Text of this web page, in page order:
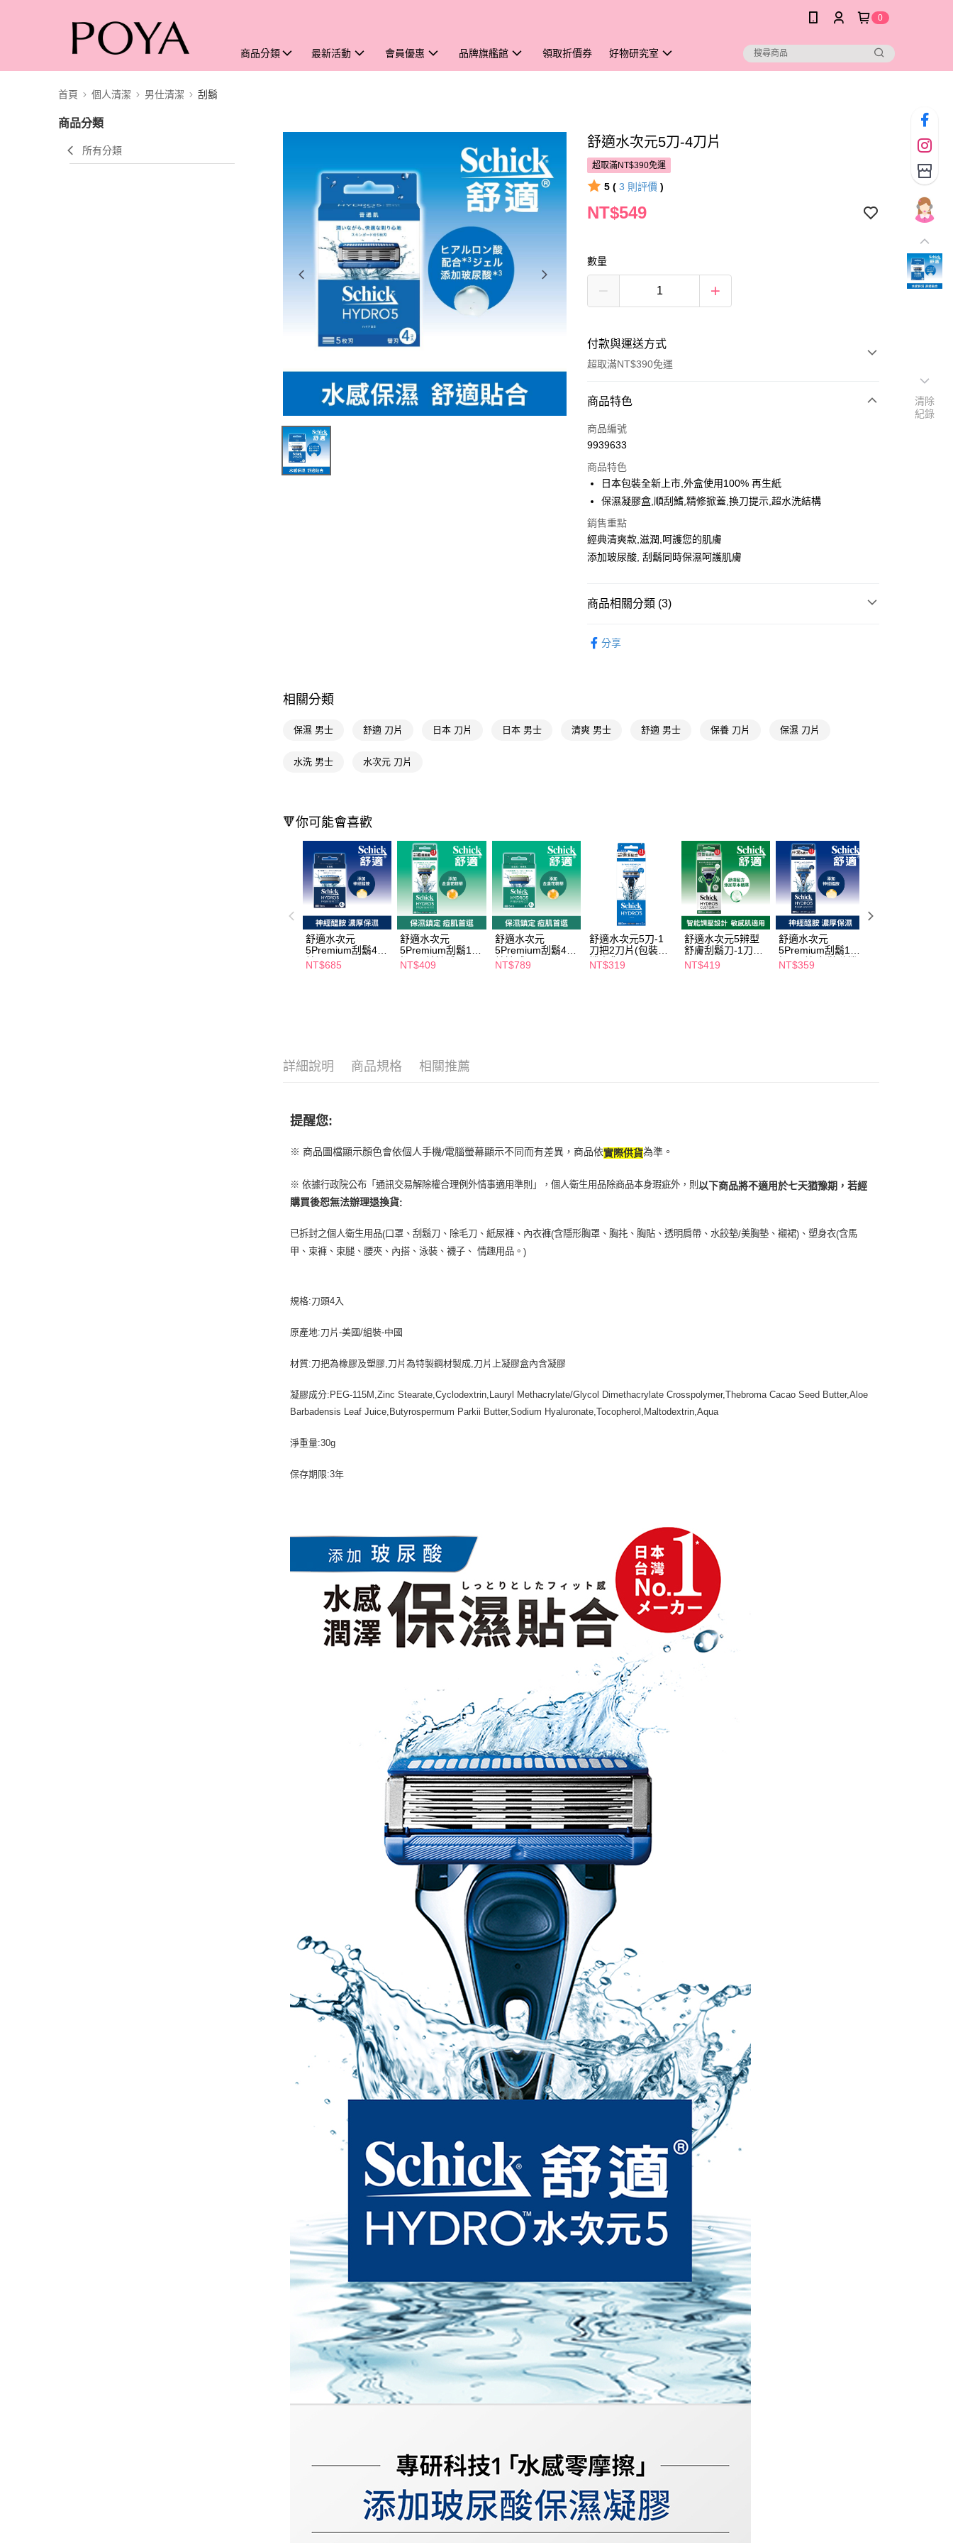
0
商品分類 最新活動 會員優惠 品牌旗艦館 領取折價券 好物研究室
首頁 個人清潔 男仕清潔 刮鬍
商品分類
所有分類
舒適水次元5刀-4刀片
超取滿NT$390免運
5 ( 3 則評價 )
NT$549
數量
付款與運送方式
超取滿NT$390免運
付款方式
POYA支付
超商取貨付款
LINE Pay
Apple Pay
街口支付
Google Pay
AFTEE先享後付
３．安心：先確認商品／服務後，再付款。
絡購買商品的店家。未經商家同意取消之訂單仍視為有效，需透過AFTEE
先享後付繳納相關費用。
※ 交易是否成功請以「AFTEE先享後付 」之結帳頁面顯示為準，若有關於
是否繳費成功／繳費後需取消欲退款等相關疑問，請聯繫「AFTEE先享後
付客戶支援中心」
https://netprotections.freshdesk.com/support/home
【注意事項】
１．透過由恩沛科技股份有限公司提供之「AFTEE先享後付」服務完成之
交易，需依本服務之必要範圍內提供個人資料，並將交易相關給付款項請
求債權轉讓予恩沛科技股份有限公司。
運送方式
萊爾富取貨付款
每筆NT$65，滿NT$490(含以上)免運費
付款後萊爾富取貨
每筆NT$65，滿NT$490(含以上)免運費
7-11取貨付款
每筆NT$65，滿NT$490(含以上)免運費
商品特色
商品編號
9939633
商品特色
日本包裝全新上市,外盒使用100% 再生紙
保濕凝膠盒,順刮鰭,精修掀蓋,換刀提示,超水洗結構
銷售重點
經典清爽款,滋潤,呵護您的肌膚
添加玻尿酸, 刮鬍同時保濕呵護肌膚
商品相關分類 (3)
分享
相關分類
保濕 男士 舒適 刀片 日本 刀片 日本 男士 清爽 男士 舒適 男士 保養 刀片 保濕 刀片
水洗 男士 水次元 刀片
🔻你可能會喜歡
舒適水次元
5Premium刮鬍4刀
片
NT$685
舒適水次元
5Premium刮鬍1刀
把2刀片敏感
NT$409
舒適水次元
5Premium刮鬍4刀
片敏感肌
NT$789
舒適水次元5刀-1
刀把2刀片(包裝隨
機出貨)
NT$319
舒適水次元5辨型
舒膚刮鬍刀-1刀把
2刀頭
NT$419
舒適水次元
5Premium刮鬍1刀
把2刀片(包裝隨機
出貨)
NT$359
詳細說明 商品規格 相關推薦
提醒您:
※ 商品圖檔顯示顏色會依個人手機/電腦螢幕顯示不同而有差異，商品依實際供貨為準。
※ 依據行政院公布「通訊交易解除權合理例外情事適用準則」，個人衛生用品除商品本身瑕疵外，則 以下商品將不適用於七天猶豫期，若經
購買後恕無法辦理退換貨:
已拆封之個人衛生用品(口罩、刮鬍刀、除毛刀、紙尿褲、內衣褲(含隱形胸罩、胸扥、胸貼、透明肩帶、水餃墊/美胸墊、襯裙) 、塑身衣(含馬
甲、束褲、束腿、腰夾、內搭、泳裝、襪子、 情趣用品。)
規格:刀頭4入
原產地:刀片-美國/組裝-中國
材質:刀把為橡膠及塑膠,刀片為特製鋼材製成,刀片上凝膠盒內含凝膠
凝膠成分:PEG-115M,Zinc Stearate,Cyclodextrin,Lauryl Methacrylate/Glycol Dimethacrylate Crosspolymer,Thebroma Cacao Seed Butter,Aloe
Barbadensis Leaf Juice,Butyrospermum Parkii Butter,Sodium Hyaluronate,Tocopherol,Maltodextrin,Aqua
淨重量:30g
保存期限:3年
清除
紀錄